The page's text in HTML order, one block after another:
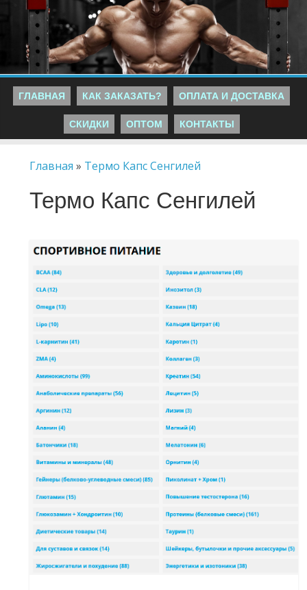
ГЛАВНАЯ КАК ЗАКАЗАТЬ? ОПЛАТА И ДОСТАВКА
СКИДКИ ОПТОМ КОНТАКТЫ
Главная » Термо Капс Сенгилей
Термо Капс Сенгилей